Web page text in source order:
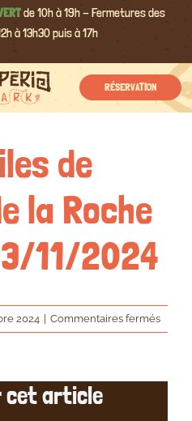
de 10h à 19h - Fermetures des
à 13h30 puis à 17h
RÉSERVATION
Précédent Suivant
de
la Roche
11/2024
2024 Commentaires ferméssur
Avis
cet article